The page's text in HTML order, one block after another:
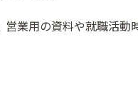
営業用の資料や就職活動